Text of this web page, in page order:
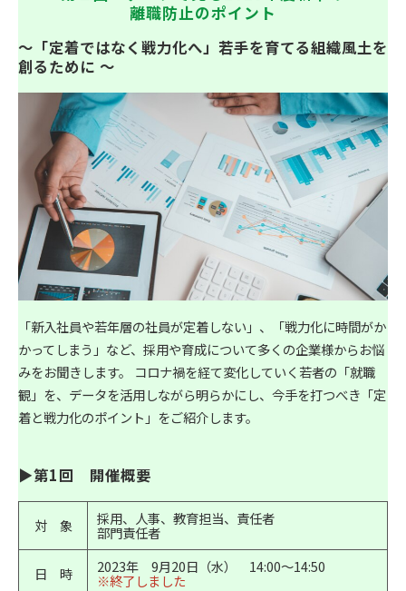
離職防止のポイント
～「定着ではなく戦力化へ」若手を育てる組織風土を
創るために ～
「新入社員や若年層の社員が定着しない」、「戦力化に時間がか
かってしまう」など、採用や育成について多くの企業様からお悩
みをお聞きします。 コロナ禍を経て変化していく若者の「就職
観」を、データを活用しながら明らかにし、今手を打つべき「定
着と戦力化のポイント」をご紹介します。
▶第1回　開催概要
対 象 採用、人事、教育担当、責任者
部門責任者
日 時 2023年 9月20日（水） 14:00～14:50
※終了しました